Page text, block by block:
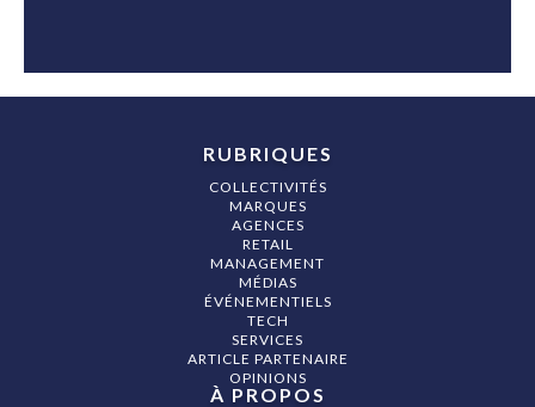
RUBRIQUES
COLLECTIVITÉS
MARQUES
AGENCES
RETAIL
MANAGEMENT
MÉDIAS
ÉVÉNEMENTIELS
TECH
SERVICES
ARTICLE PARTENAIRE
OPINIONS
À PROPOS